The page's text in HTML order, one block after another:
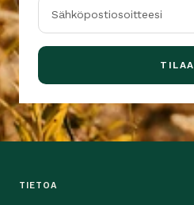
Sähköpostiosoitteesi
TILAA
TIETOA